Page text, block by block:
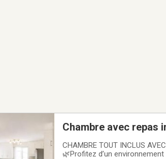
Chambre avec repas
CHAMBRE TOUT INCLUS
🌿Profitez d’un